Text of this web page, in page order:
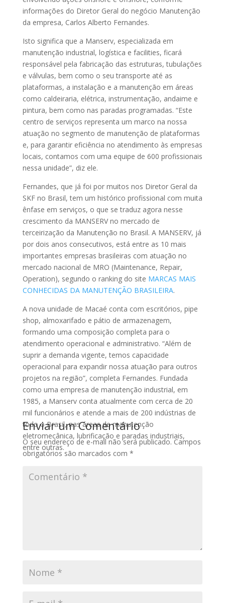
informações do Diretor Geral do negócio Manutenção
da empresa, Carlos Alberto Fernandes.
Isto significa que a Manserv, especializada em
manutenção industrial, logística e facilities, ficará
responsável pela fabricação das estruturas, tubulações
e válvulas, bem como o seu transporte até as
plataformas, a instalação e a manutenção em áreas
como caldeiraria, elétrica, instrumentação, andaime e
pintura, bem como nas paradas programadas. “Este
centro de serviços representa um marco na nossa
atuação no segmento de manutenção de plataformas
e, para garantir eficiência no atendimento às empresas
locais, contamos com uma equipe de 600 profissionais
nessa unidade”, diz ele.
Fernandes, que já foi por muitos nos Diretor Geral da
SKF no Brasil, tem um histórico profissional com muita
ênfase em serviços, o que se traduz agora nesse
crescimento da MANSERV no mercado de
terceirização da Manutenção no Brasil. A MANSERV, já
por dois anos consecutivos, está entre as 10 mais
importantes empresas brasileiras com atuação no
mercado nacional de MRO (Maintenance, Repair,
Operation), segundo o ranking do site MARCAS MAIS
CONHECIDAS DA MANUTENÇÃO BRASILEIRA.
A nova unidade de Macaé conta com escritórios, pipe
shop, almoxarifado e pátio de armazenagem,
formando uma composição completa para o
atendimento operacional e administrativo. “Além de
suprir a demanda vigente, temos capacidade
operacional para expandir nossa atuação para outros
projetos na região”, completa Fernandes. Fundada
como uma empresa de manutenção industrial, em
1985, a Manserv conta atualmente com cerca de 20
mil funcionários e atende a mais de 200 indústrias de
todo o Brasil, nas áreas de manutenção
eletromecânica, lubrificação e paradas industriais,
entre outras.
Enviar um Comentário
O seu endereço de e-mail não será publicado. Campos
obrigatórios são marcados com *